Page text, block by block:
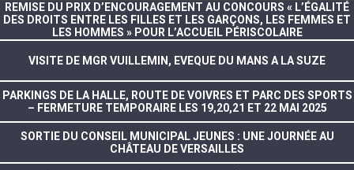
REMISE DU PRIX D’ENCOURAGEMENT AU CONCOURS « L’ÉGALITÉ
DES DROITS ENTRE LES FILLES ET LES GARÇONS, LES FEMMES ET
LES HOMMES » POUR L’ACCUEIL PÉRISCOLAIRE
VISITE DE MGR VUILLEMIN, EVEQUE DU MANS A LA SUZE
PARKINGS DE LA HALLE, ROUTE DE VOIVRES ET PARC DES SPORTS
– FERMETURE TEMPORAIRE LES 19,20,21 ET 22 MAI 2025
SORTIE DU CONSEIL MUNICIPAL JEUNES : UNE JOURNÉE AU
CHÂTEAU DE VERSAILLES